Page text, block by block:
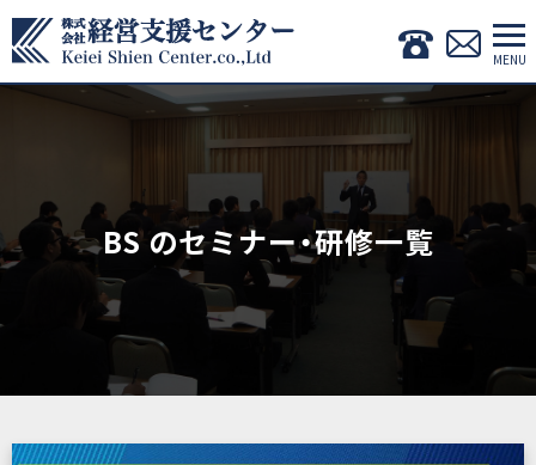
BS のセミナー・研修一覧